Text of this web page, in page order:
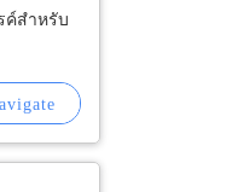
สำหรับ